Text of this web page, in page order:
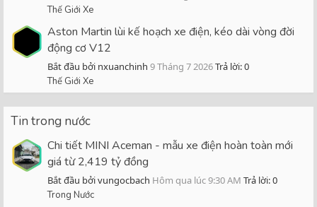
Thế Giới Xe
Aston Martin lùi kế hoạch xe điện, kéo dài vòng đời
động cơ V12
Bắt đầu bởi nxuanchinh 9 Tháng 7 2026Trả lời: 0
Thế Giới Xe
Tin trong nước
Chi tiết MINI Aceman - mẫu xe điện hoàn toàn mới
giá từ 2,419 tỷ đồng
Bắt đầu bởi vungocbach Hôm qua lúc 9:30 AM Trả lời: 0
Trong Nước